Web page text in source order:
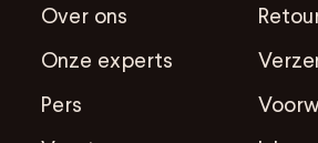
Over ons
Onze experts
Pers